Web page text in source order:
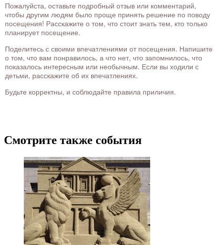
Пожалуйста, оставьте подробный отзыв или комментарий,
чтобы другим людям было проще принять решение по поводу
посещения! Расскажите о том, что стоит знать тем, кто только
планирует посещение.
Поделитесь с своими впечатлениями от посещения. Напишите
о том, что вам понравилось, а что нет, что запомнилось, что
показалось интересным или необычным. Если вы ходили с
детьми, расскажите об их впечатлениях.
Будьте корректны, и соблюдайте правила приличия.
Смотрите также события